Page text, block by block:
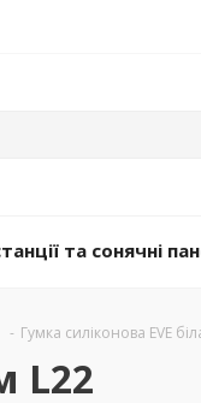
та сонячні
- Гумка силіконова EVE
L22